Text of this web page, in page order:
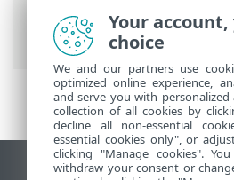
ป้องกัน
ThreatSense
> พ
ThreatSense เพิ่มเติม
Your
choice
We and our partners use
optimized online experience,
and serve you with
collection of all cookies by
decline all non-essential
essential cookies only", or
clicking "Manage cookies".
withdraw your consent or